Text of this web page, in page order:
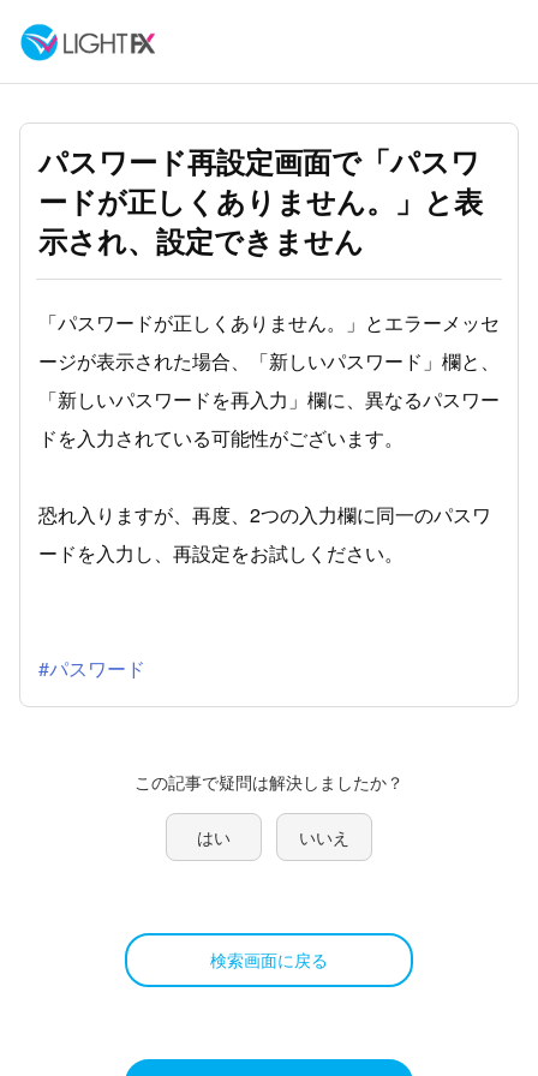
パスワード再設定画面で「パスワ
ードが正しくありません。」と表
示され、設定できません
「パスワードが正しくありません。」とエラーメッセ
ージが表示された場合、「新しいパスワード」欄と、
「新しいパスワードを再入力」欄に、異なるパスワー
ドを入力されている可能性がございます。
恐れ入りますが、再度、2つの入力欄に同一のパスワ
ードを入力し、再設定をお試しください。
#パスワード
この記事で疑問は解決しましたか？
はい いいえ
検索画面に戻る